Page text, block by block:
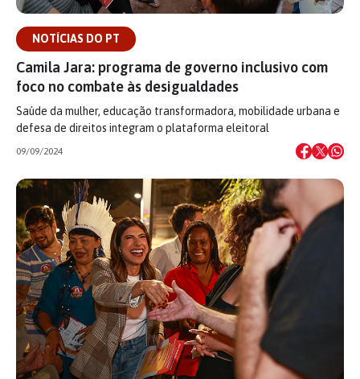
NOTÍCIAS DO PT
Camila Jara: programa de governo inclusivo com
foco no combate às desigualdades
Saúde da mulher, educação transformadora, mobilidade urbana e
defesa de direitos integram o plataforma eleitoral
09/09/2024